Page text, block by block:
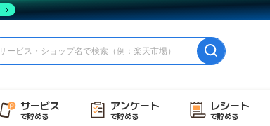
サービス
で貯める
アンケート
で貯める
レシート
で貯める